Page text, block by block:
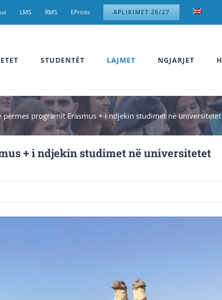
LMS RMS EPrints APLIKIMET 26/27
STUDENTËT LAJMET NGJARJET
përmes programit Erasmus + i ndjekin studimet në
+ i ndjekin studimet në universitetet